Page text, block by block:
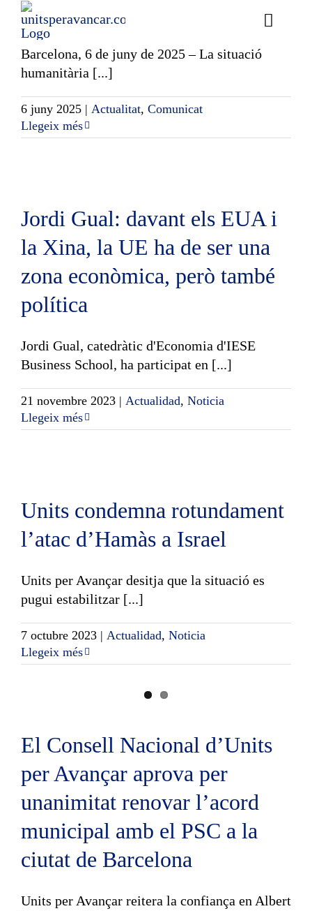
Skip
content
Toggle
Cerca
a la franja de Gaza
Barcelona, 6 de juny de 2025 – La situació
humanitària [...]
6 juny 2025 | Actualitat, Comunicat
Llegeix més
Jordi Gual: davant els EUA i
la Xina, la UE ha de ser una
zona econòmica, però també
política
Jordi Gual, catedràtic d'Economia d'IESE
Business School, ha participat en [...]
21 novembre 2023 | Actualidad, Noticia
Llegeix més
Units condemna rotundament
l’atac d’Hamàs a Israel
Units per Avançar desitja que la situació es
pugui estabilitzar [...]
7 octubre 2023 | Actualidad, Noticia
Llegeix més
El Consell Nacional d’Units
per Avançar aprova per
unanimitat renovar l’acord
municipal amb el PSC a la
ciutat de Barcelona
Units per Avançar reitera la confiança en Albert